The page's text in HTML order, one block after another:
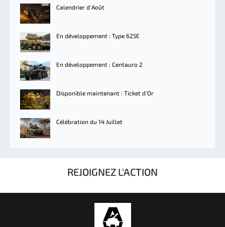
Calendrier d'Août
En développement : Type 625E
En développement : Centauro 2
Disponible maintenant : Ticket d'Or
Célébration du 14 Juillet
REJOIGNEZ L'ACTION